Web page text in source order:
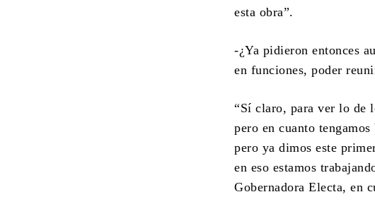
esta obra”.
-¿Ya pidieron entonces
en funciones, poder
“Sí claro, para ver lo de
pero en cuanto
pero ya dimos este
en eso estamos
Gobernadora Electa, en